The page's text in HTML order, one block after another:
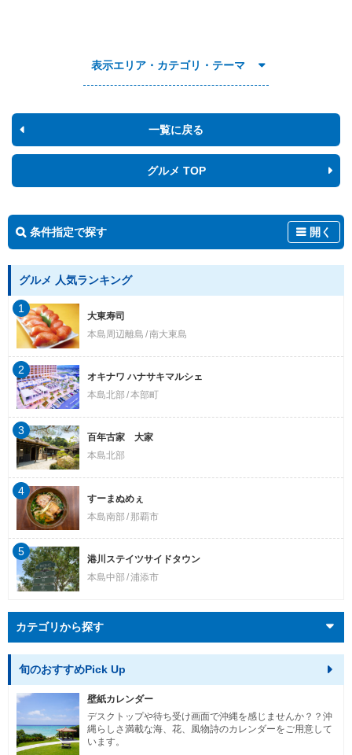
表示エリア・カテゴリ・テーマ
一覧に戻る
グルメ TOP
条件指定で探す 開く
グルメ 人気ランキング
大東寿司
本島周辺離島 南大東島
1
オキナワ ハナサキマルシェ
本島北部 本部町
2
百年古家 大家
本島北部
3
すーまぬめぇ
本島南部
那覇市
4
港川ステイツサイドタウン
本島中部 浦添市
5
カテゴリから探す
旬のおすすめPick Up
壁紙カレンダー
デスクトップや待ち受け画面で沖縄を感じませんか？？沖
縄らしさ満載な海、花、風物詩のカレンダーをご用意して
います。